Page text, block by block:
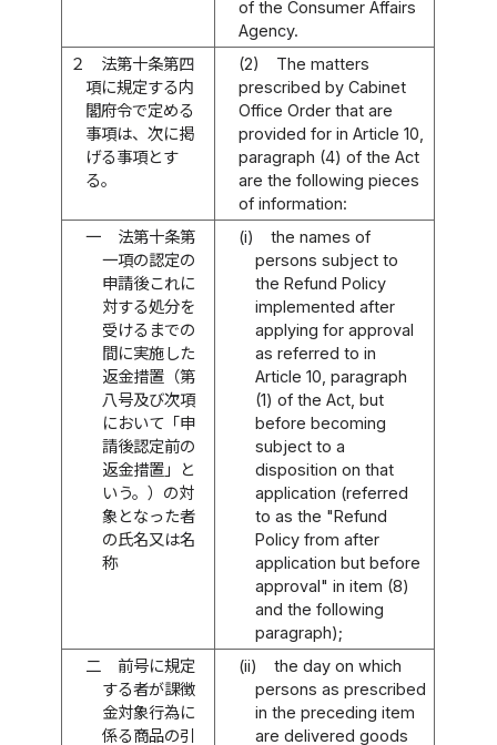
of the Consumer Affairs
Agency.
２
法第十条第四
項に規定する内
閣府令で定める
事項は、次に掲
げる事項とす
る。
(2)
The matters
prescribed by Cabinet
Office Order that are
provided for in Article 10,
paragraph (4) of the Act
are the following pieces
of information:
一
法第十条第
一項の認定の
申請後これに
対する処分を
受けるまでの
間に実施した
返金措置（第
八号及び次項
において「申
請後認定前の
返金措置」と
いう。）の対
象となった者
の氏名又は名
称
(i)
the names of
persons subject to
the Refund Policy
implemented after
applying for approval
as referred to in
Article 10, paragraph
(1) of the Act, but
before becoming
subject to a
disposition on that
application (referred
to as the "Refund
Policy from after
application but before
approval" in item (8)
and the following
paragraph);
二
前号に規定
する者が課徴
金対象行為に
係る商品の引
(ii)
the day on which
persons as prescribed
in the preceding item
are delivered goods